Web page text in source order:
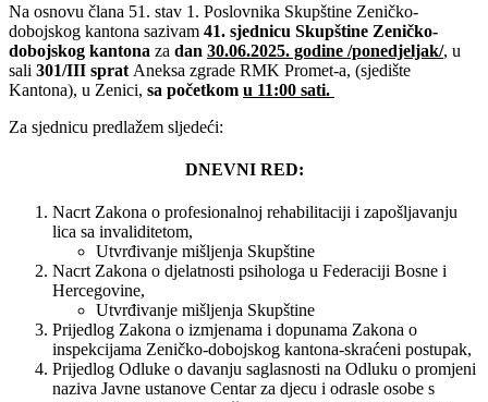
Na osnovu člana 51. stav 1. Poslovnika Skupštine Zeničko-
dobojskog kantona sazivam 41. sjednicu Skupštine Zeničko-
dobojskog kantona za dan 30.06.2025. godine /ponedjeljak/, u
sali 301/III sprat Aneksa zgrade RMK Promet-a, (sjedište
Kantona), u Zenici, sa početkom u 11:00 sati.
Za sjednicu predlažem sljedeći:
DNEVNI RED:
Nacrt Zakona o profesionalnoj rehabilitaciji i zapošljavanju
lica sa invaliditetom,
Utvrđivanje mišljenja Skupštine
Nacrt Zakona o djelatnosti psihologa u Federaciji Bosne i
Hercegovine,
Utvrđivanje mišljenja Skupštine
Prijedlog Zakona o izmjenama i dopunama Zakona o
inspekcijama Zeničko-dobojskog kantona-skraćeni postupak,
Prijedlog Odluke o davanju saglasnosti na Odluku o promjeni
naziva Javne ustanove Centar za djecu i odrasle osobe s